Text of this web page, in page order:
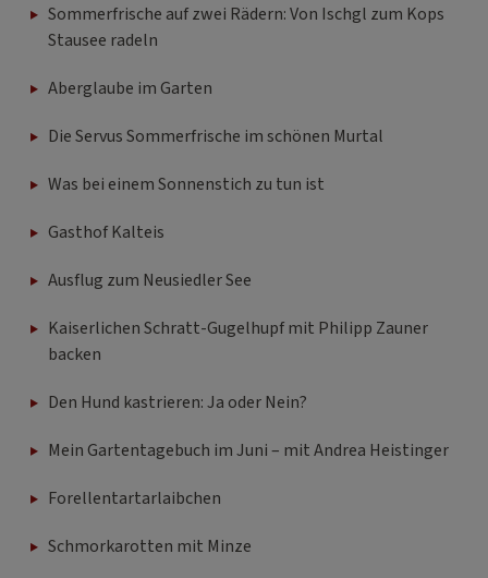
Sommerfrische auf zwei Rädern: Von Ischgl zum Kops
Stausee radeln
Aberglaube im Garten
Die Servus Sommerfrische im schönen Murtal
Was bei einem Sonnenstich zu tun ist
Gasthof Kalteis
Ausflug zum Neusiedler See
Kaiserlichen Schratt-Gugelhupf mit Philipp Zauner
backen
Den Hund kastrieren: Ja oder Nein?
Mein Gartentagebuch im Juni – mit Andrea Heistinger
Forellentartarlaibchen
Schmorkarotten mit Minze